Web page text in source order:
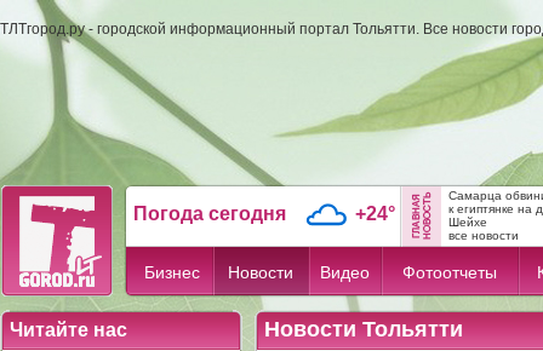
ТЛТгород.ру - городской информационный портал Тольятти. Все новости
Погода сегодня +24°
Самарца
к египтянке на
Шейхе
все новости
Бизнес Новости Видео Фотоотчеты
Читайте нас Новости Тольятти